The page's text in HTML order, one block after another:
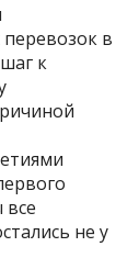
в
к
не у